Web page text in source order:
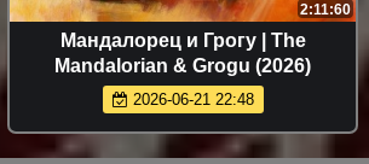
2:11:60
Мандалорец и Грогу | The
Mandalorian & Grogu (2026)
2026-06-21 22:48